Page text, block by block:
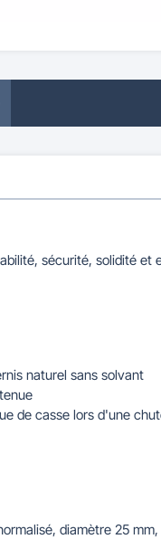
sécurité, solidité et
naturel sans solvant
de casse lors d'une
diamètre 25 mm,